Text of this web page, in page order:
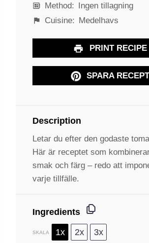
Method: Ingen tillagning
Cuisine: Medelhavs
PRINT RECIPE
SPARA
Description
Letar du efter den godaste
Här är receptet som
smak och färg – redo att
varje tillfälle.
Ingredients
SKALA 1x 2x 3x